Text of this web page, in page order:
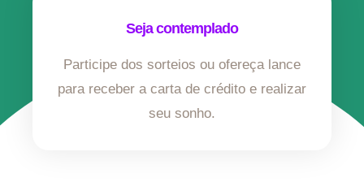
Seja contemplado
Participe dos sorteios ou ofereça lance
para receber a carta de crédito e realizar
seu sonho.